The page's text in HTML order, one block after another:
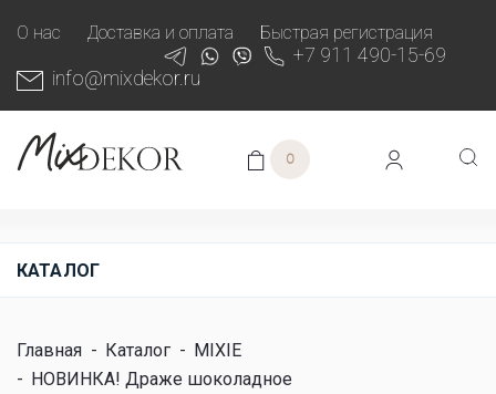
О нас Доставка и оплата Быстрая регистрация
+7 911 490-15-69
info@mixdekor.ru
0
КАТАЛОГ
Главная - Каталог - MIXIE
- НОВИНКА! Драже шоколадное